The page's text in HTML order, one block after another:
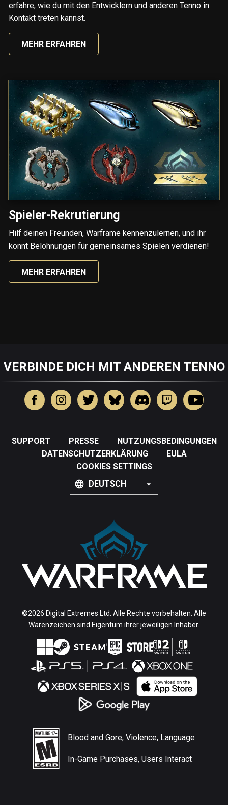
erfahre, wie du mit den Entwicklern und anderen Tenno in
Kontakt treten kannst.
MEHR ERFAHREN
Spieler-Rekrutierung
Hilf deinen Freunden, Warframe kennenzulernen, und ihr
könnt Belohnungen für gemeinsames Spielen verdienen!
MEHR ERFAHREN
VERBINDE DICH MIT ANDEREN TENNO
SUPPORT PRESSE
NUTZUNGSBEDINGUNGEN
DATENSCHUTZERKLÄRUNG
EULA
COOKIES SETTINGS
DEUTSCH
©2026 Digital Extremes Ltd. Alle Rechte vorbehalten. Alle
Warenzeichen sind Eigentum ihrer jeweiligen Inhaber.
Blood and Gore, Violence, Language
In-Game Purchases, Users Interact